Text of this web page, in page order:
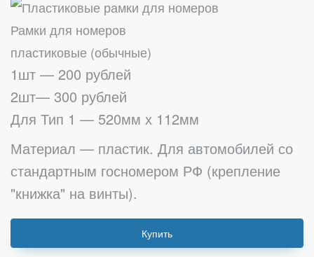
Рамки для номеров
пластиковые (обычные)
1шт — 200 рублей
2шт— 300 рублей
Для Тип 1 — 520мм х 112мм
Материал — пластик. Для автомобилей со
стандартным госномером РФ (крепление
"книжка" на винты).
Купить